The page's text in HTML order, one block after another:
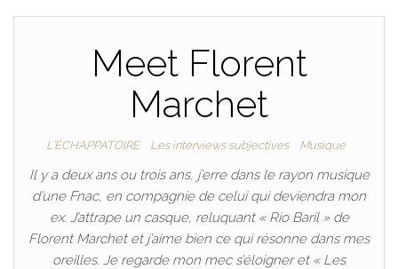
Meet Florent
Marchet
L'ÉCHAPPATOIRE Les interviews subjectives Musique
Il y a deux ans ou trois ans, j’erre dans le rayon musique
d’une Fnac, en compagnie de celui qui deviendra mon
ex. J’attrape un casque, reluquant « Rio Baril » de
Florent Marchet et j’aime bien ce qui résonne dans mes
oreilles. Je regarde mon mec s’éloigner et « Les